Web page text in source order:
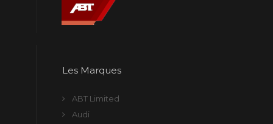
Les Marques
ABT Limited
Audi